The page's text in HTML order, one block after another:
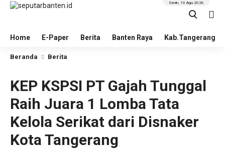
Home E-Paper Berita Banten Raya Kab.Tangerang
Senin, 10 Agu 2026
Beranda Berita
KEP KSPSI PT Gajah Tunggal
Raih Juara 1 Lomba Tata
Kelola Serikat dari Disnaker
Kota Tangerang